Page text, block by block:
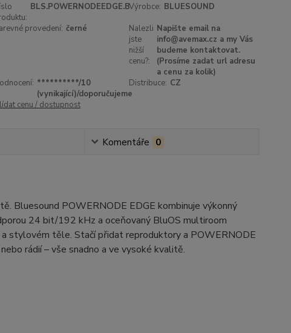
BLS.POWERNODEEDGE.BVýrobce: BLUESOUND
provedení: černé
Nalezli
jste
nižší
cenu?:
Napište email na
info@avemax.cz a my Vás
budeme kontaktovat.
(Prosíme zadat url adresu
a cenu za kolik)
**********/10
(vynikající)/doporučujeme
Distribuce: CZ
cenu / dostupnost
Komentáře 0
Bluesound POWERNODE EDGE kombinuje výkonný
24 bit/192 kHz a oceňovaný BluOS multiroom
stylovém těle. Stačí přidat reproduktory a POWERNODE
rádií – vše snadno a ve vysoké kvalitě.